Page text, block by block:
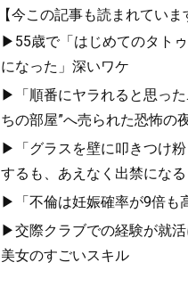
【今この記事も読まれていま
▶55歳で「はじめてのタト
になった」深いワケ
▶「順番にヤラれると思った
ちの部屋”へ売られた恐怖の
▶「グラスを壁に叩きつけ粉
するも、あえなく出禁にな
▶「不倫は妊娠確率が9倍も
▶交際クラブでの経験が就活
美女のすごいスキル